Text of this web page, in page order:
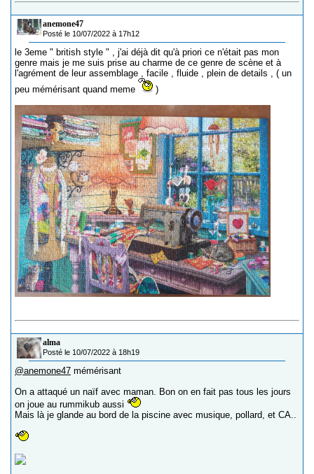
anemone47
Posté le 10/07/2022 à 17h12
le 3eme " british style " , j'ai déjà dit qu'à priori ce n'était pas mon
genre mais je me suis prise au charme de ce genre de scène et à
l'agrément de leur assemblage , facile , fluide , plein de details , ( un
peu mémérisant quand meme
)
alma
Posté le 10/07/2022 à 18h19
@anemone47 mémérisant
On a attaqué un naïf avec maman. Bon on en fait pas tous les jours
on joue au rummikub aussi
Mais là je glande au bord de la piscine avec musique, pollard, et CA..